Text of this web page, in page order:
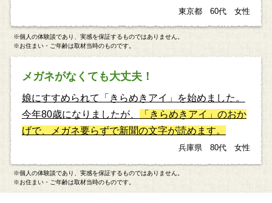
東京都 60代 女性
※個人の体験談であり、実感を保証するものではありません。
※お住まい・ご年齢は取材当時のものです。
メガネがなくても大丈夫！
娘にすすめられて「きらめきアイ」を始めました。
今年80歳になりましたが、
「きらめきアイ」のおか
げで、メガネ要らずで新聞の文字が読めます。
兵庫県 80代 女性
※個人の体験談であり、実感を保証するものではありません。
※お住まい・ご年齢は取材当時のものです。